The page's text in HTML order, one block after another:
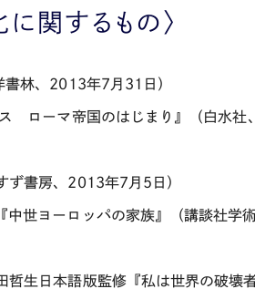
関するもの〉
書林、2013年7月31日）
ローマ帝国のはじまり』（白水社
ず書房、2013年7月5日）
中世ヨーロッパの家族』（講談社学
哲生日本語版監修『私は世界の破